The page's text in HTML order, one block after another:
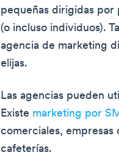
pequeñas dirigidas por
(o incluso individuos).
agencia de marketing
elijas.
Las agencias pueden
Existe marketing por
comerciales,
cafeterías.